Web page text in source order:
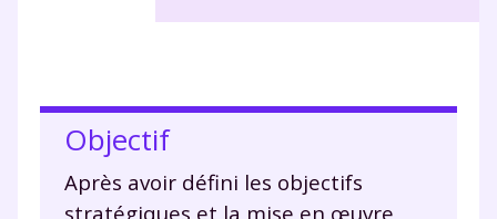
Objectif
Après avoir défini les objectifs
stratégiques et la mise en œuvre